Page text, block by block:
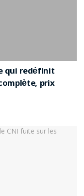
qui redéfinit
prix